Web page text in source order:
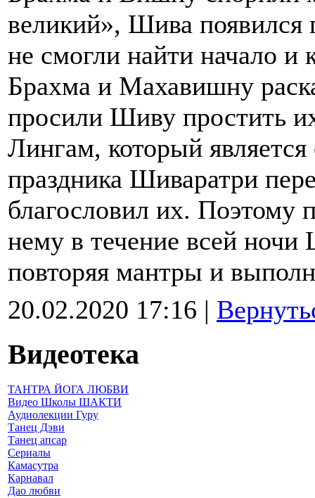
великий», Шива появился
не смогли найти начало и
Брахма и Махавишну
просили Шиву простить
Лингам, который
праздника Шиваратри
благословил их.
нему в течение всей
повторяя мантры и
20.02.2020 17:16 |
Видеотека
ТАНТРА ЙОГА ЛЮБВИ
Видео Школы ШАКТИ
Аудиолекции Гуру
Танец Дэви
Танец апсар
Сериалы
Камасутра
Карнавал
Дао любви